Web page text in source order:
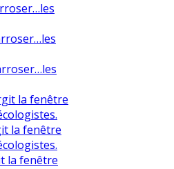
la fenêtre
la fenêtre
la fenêtre